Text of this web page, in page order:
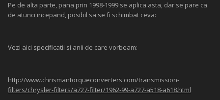
Pe de alta parte, pana prin 1998-1999 se aplica asta, dar se pare ca
de atunci incepand, posibil sa se fi schimbat ceva:
Vezi aici specificatii si anii de care vorbeam:
http://www.chrismantorqueconverters.com/transmission-
filters/chrysler-filters/a727-filter/1962-99-a727-a518-a618.html